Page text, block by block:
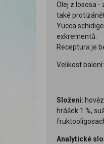
Olej z lososa -
také
Yucca
exkrementů.
Receptura je
Velikost
Složení:
hrášek 1 %,
Analytické